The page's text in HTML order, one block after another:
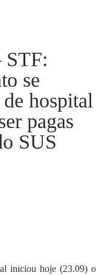
STF:
se
de hospital
pagas
SUS
iniciou hoje (23.09) o